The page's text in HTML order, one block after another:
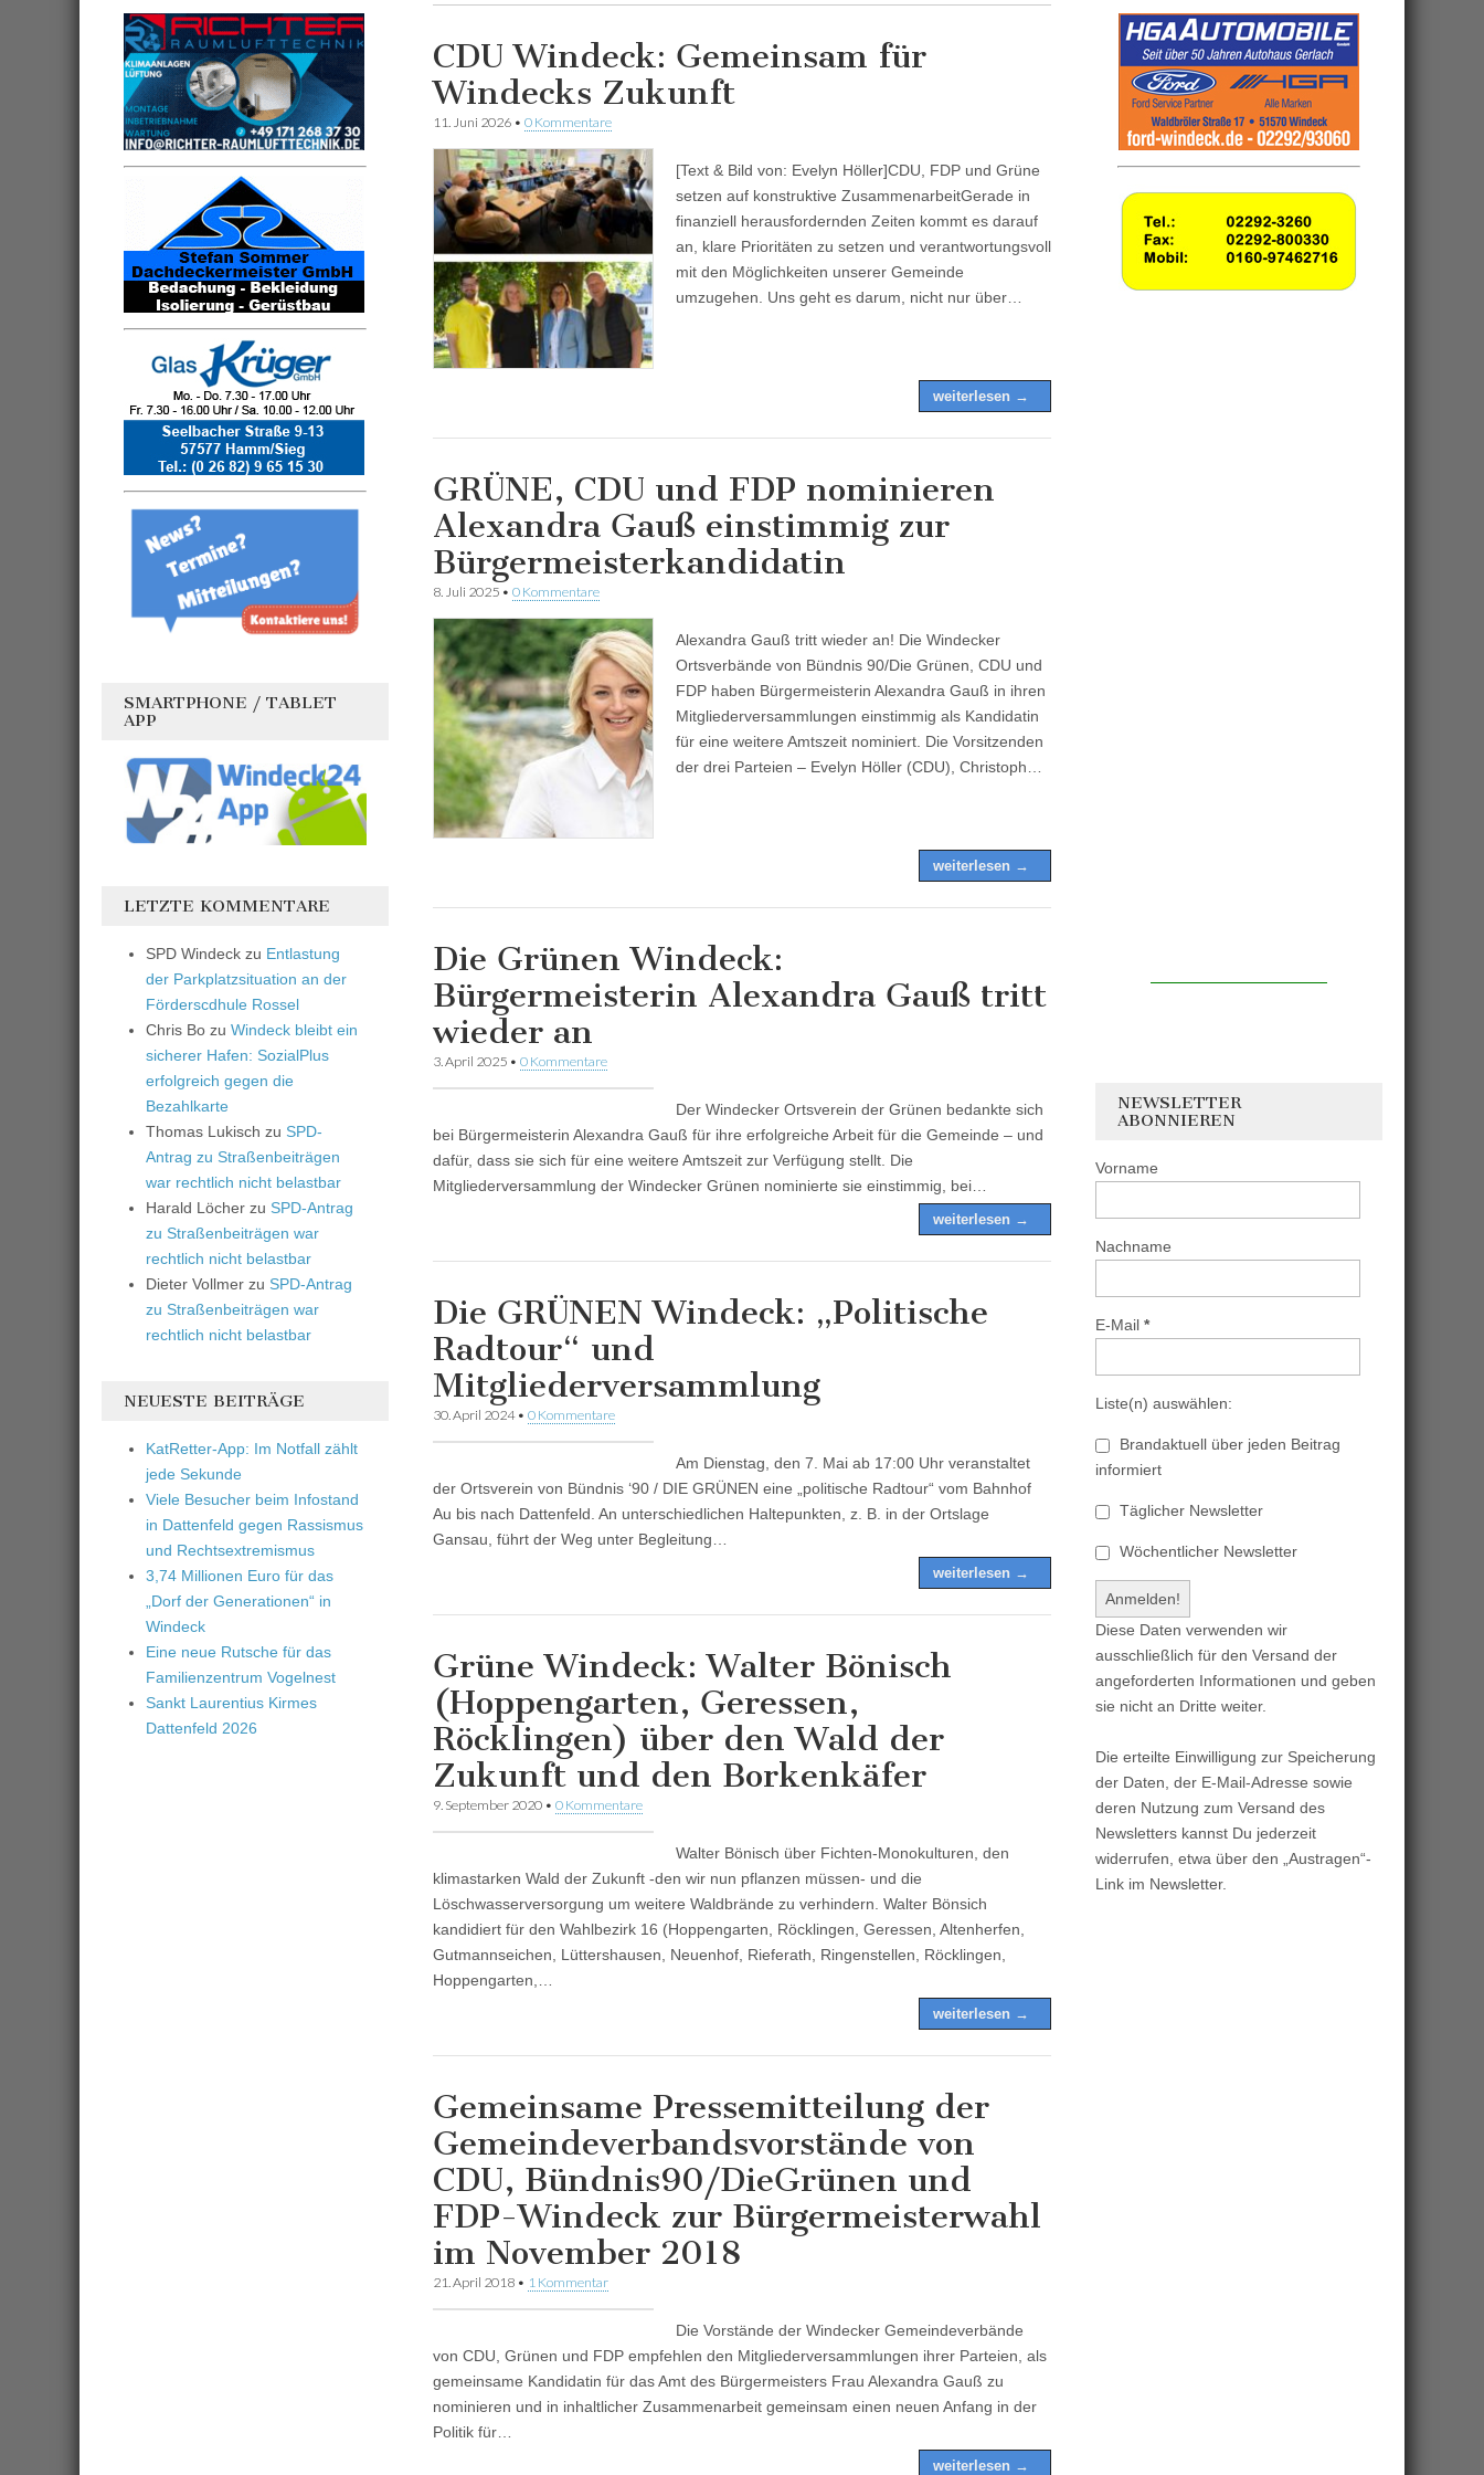
CDU Windeck: Gemeinsam für
Windecks Zukunft
11. Juni 2026 • 0 Kommentare
[Text & Bild von: Evelyn Höller]CDU, FDP und Grüne
setzen auf konstruktive ZusammenarbeitGerade in
finanziell herausfordernden Zeiten kommt es darauf
an, klare Prioritäten zu setzen und verantwortungsvoll
mit den Möglichkeiten unserer Gemeinde
umzugehen. Uns geht es darum, nicht nur über…
weiterlesen →
GRÜNE, CDU und FDP nominieren
Alexandra Gauß einstimmig zur
Bürgermeisterkandidatin
8. Juli 2025 • 0 Kommentare
Alexandra Gauß tritt wieder an! Die Windecker
Ortsverbände von Bündnis 90/Die Grünen, CDU und
FDP haben Bürgermeisterin Alexandra Gauß in ihren
Mitgliederversammlungen einstimmig als Kandidatin
für eine weitere Amtszeit nominiert. Die Vorsitzenden
der drei Parteien – Evelyn Höller (CDU), Christoph…
weiterlesen →
Die Grünen Windeck:
Bürgermeisterin Alexandra Gauß tritt
wieder an
3. April 2025 • 0 Kommentare
Der Windecker Ortsverein der Grünen bedankte sich
bei Bürgermeisterin Alexandra Gauß für ihre erfolgreiche Arbeit für die Gemeinde – und
dafür, dass sie sich für eine weitere Amtszeit zur Verfügung stellt. Die
Mitgliederversammlung der Windecker Grünen nominierte sie einstimmig, bei…
weiterlesen →
Die GRÜNEN Windeck: „Politische
Radtour“ und
Mitgliederversammlung
30. April 2024• 0 Kommentare
Am Dienstag, den 7. Mai ab 17:00 Uhr veranstaltet
der Ortsverein von Bündnis ‘90 / DIE GRÜNEN eine „politische Radtour“ vom Bahnhof
Au bis nach Dattenfeld. An unterschiedlichen Haltepunkten, z. B. in der Ortslage
Gansau, führt der Weg unter Begleitung…
weiterlesen →
Grüne Windeck: Walter Bönisch
(Hoppengarten, Geressen,
Röcklingen) über den Wald der
Zukunft und den Borkenkäfer
9. September 2020 • 0 Kommentare
Walter Bönisch über Fichten-Monokulturen, den
klimastarken Wald der Zukunft -den wir nun pflanzen müssen- und die
Löschwasserversorgung um weitere Waldbrände zu verhindern. Walter Bönsich
kandidiert für den Wahlbezirk 16 (Hoppengarten, Röcklingen, Geressen, Altenherfen,
Gutmannseichen, Lüttershausen, Neuenhof, Rieferath, Ringenstellen, Röcklingen,
Hoppengarten,…
weiterlesen →
Gemeinsame Pressemitteilung der
Gemeindeverbandsvorstände von
CDU, Bündnis90/DieGrünen und
FDP-Windeck zur Bürgermeisterwahl
im November 2018
21. April 2018 • 1 Kommentar
Die Vorstände der Windecker Gemeindeverbände
von CDU, Grünen und FDP empfehlen den Mitgliederversammlungen ihrer Parteien, als
gemeinsame Kandidatin für das Amt des Bürgermeisters Frau Alexandra Gauß zu
nominieren und in inhaltlicher Zusammenarbeit gemeinsam einen neuen Anfang in der
Politik für…
weiterlesen →
SMARTPHONE / TABLET
APP
LETZTE KOMMENTARE
SPD Windeck zu Entlastung
der Parkplatzsituation an der
Förderscdhule Rossel
Chris Bo zu Windeck bleibt ein
sicherer Hafen: SozialPlus
erfolgreich gegen die
Bezahlkarte
Thomas Lukisch zu SPD-
Antrag zu Straßenbeiträgen
war rechtlich nicht belastbar
Harald Löcher zu SPD-Antrag
zu Straßenbeiträgen war
rechtlich nicht belastbar
Dieter Vollmer zu SPD-Antrag
zu Straßenbeiträgen war
rechtlich nicht belastbar
NEUESTE BEITRÄGE
KatRetter-App: Im Notfall zählt
jede Sekunde
Viele Besucher beim Infostand
in Dattenfeld gegen Rassismus
und Rechtsextremismus
3,74 Millionen Euro für das
„Dorf der Generationen“ in
Windeck
Eine neue Rutsche für das
Familienzentrum Vogelnest
Sankt Laurentius Kirmes
Dattenfeld 2026
NEWSLETTER
ABONNIEREN
Vorname
Nachname
E-Mail *
Liste(n) auswählen:
Brandaktuell über jeden Beitrag
informiert
Täglicher Newsletter
Wöchentlicher Newsletter
Diese Daten verwenden wir
ausschließlich für den Versand der
angeforderten Informationen und geben
sie nicht an Dritte weiter.
Die erteilte Einwilligung zur Speicherung
der Daten, der E-Mail-Adresse sowie
deren Nutzung zum Versand des
Newsletters kannst Du jederzeit
widerrufen, etwa über den „Austragen“-
Link im Newsletter.